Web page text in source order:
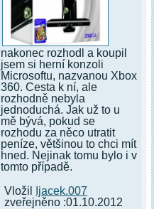
nakonec rozhodl a koupil
jsem si herní konzoli
Microsoftu, nazvanou Xbox
360. Cesta k ní, ale
rozhodně nebyla
jednoduchá. Jak už to u
mě bývá, pokud se
rozhodu za něco utratit
peníze, většinou to chci mít
hned. Nejinak tomu bylo i v
tomto případě.
Vložil
Ijacek.007
zveřejněno :01.10.2012